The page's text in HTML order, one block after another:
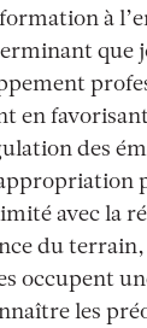
à
que
en
des
avec la
du terrain,
occupent
les